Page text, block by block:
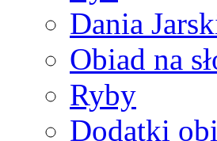
Dania
Obiad na
Ryby
Dodatki